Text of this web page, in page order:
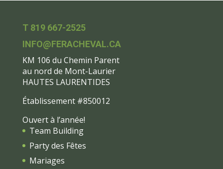
T 819 667-2525
INFO@FERACHEVAL.CA
KM 106 du Chemin Parent
au nord de Mont-Laurier
HAUTES LAURENTIDES
Établissement #850012
Ouvert à l’année!
Team Building
Party des Fêtes
Mariages